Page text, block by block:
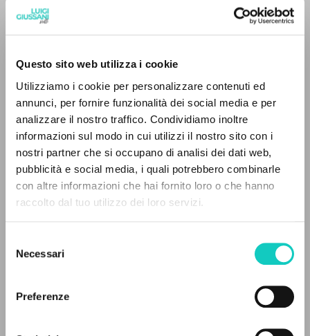
Questo sito web utilizza i cookie
Utilizziamo i cookie per personalizzare contenuti ed
annunci, per fornire funzionalità dei social media e per
analizzare il nostro traffico. Condividiamo inoltre
informazioni sul modo in cui utilizzi il nostro sito con i
nostri partner che si occupano di analisi dei dati web,
pubblicità e social media, i quali potrebbero combinarle
con altre informazioni che hai fornito loro o che hanno
raccolto dal tuo utilizzo dei loro servizi.
delNecessari
Preferenze
Giussani LuigiAutor
Sicari Antonio Autor
Italiano
BÚSQUEDA AVANZADA »
0DOCUMENTOS ENCONTRADOS
RESULTADOS SUCESIVOS